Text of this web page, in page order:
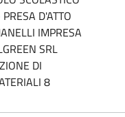
D'ATTO
IMPRESA
SRL
DI
8